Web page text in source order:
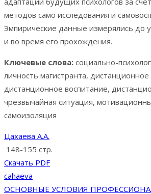
методов само исследования и
Эмпирические данные измерялись до
и во время его прохождения.
Ключевые слова: социально-
личность магистранта,
дистанционное воспитание,
чрезвычайная ситуация,
самоизоляция
Цахаева А.А.
148-155 стр.
Скачать PDF
cahaeva
ОСНОВНЫЕ УСЛОВИЯ